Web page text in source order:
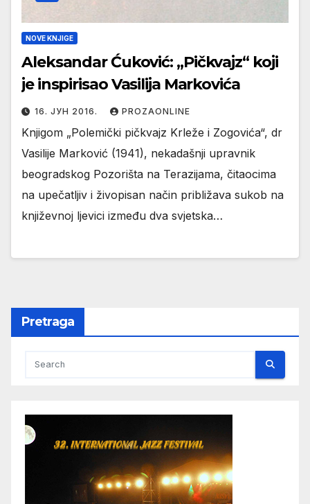
NOVE KNJIGE
Aleksandar Ćuković: „Pičkvajz“ koji
je inspirisao Vasilija Markovića
16. ЈУН 2016. PROZAONLINE
Knjigom „Polemički pičkvajz Krleže i Zogovića“, dr
Vasilije Marković (1941), nekadašnji upravnik
beogradskog Pozorišta na Terazijama, čitaocima
na upečatljiv i živopisan način približava sukob na
književnoj ljevici između dva svjetska…
Pretraga